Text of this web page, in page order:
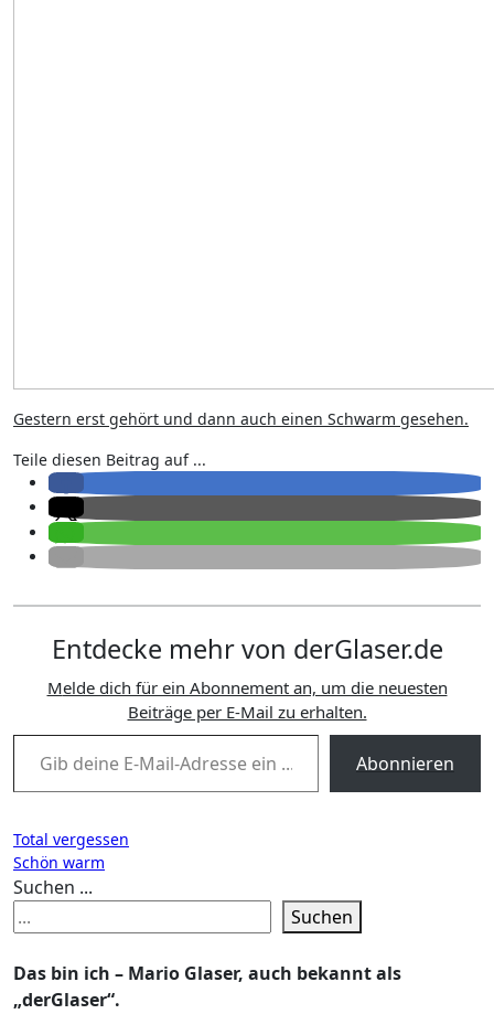
Gestern erst gehört und dann auch einen Schwarm gesehen.
Teile diesen Beitrag auf ...
Entdecke mehr von derGlaser.de
Melde dich für ein Abonnement an, um die neuesten
Beiträge per E-Mail zu erhalten.
Gib deine E-Mail-Adresse ein ...
Abonnieren
Beitragsnavigation
Total vergessen
Schön warm
Suchen ...
Suchen
Das bin ich – Mario Glaser, auch bekannt als
„derGlaser“.